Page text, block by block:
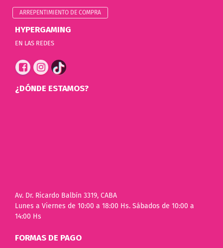
ARREPENTIMIENTO DE COMPRA
HYPERGAMING
EN LAS REDES
¿DÓNDE ESTAMOS?
Av. Dr. Ricardo Balbín 3319, CABA
Lunes a Viernes de 10:00 a 18:00 Hs. Sábados de 10:00 a
14:00 Hs
FORMAS DE PAGO